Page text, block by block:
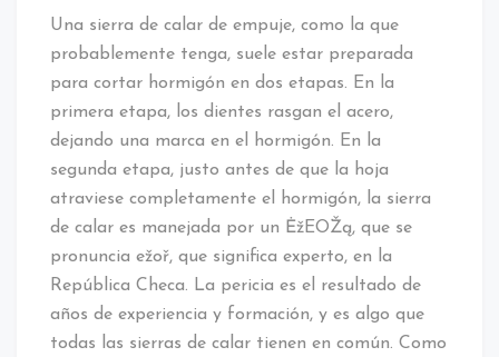
Una sierra de calar de empuje, como la que
probablemente tenga, suele estar preparada
para cortar hormigón en dos etapas. En la
primera etapa, los dientes rasgan el acero,
dejando una marca en el hormigón. En la
segunda etapa, justo antes de que la hoja
atraviese completamente el hormigón, la sierra
de calar es manejada por un ĖžEOŽą, que se
pronuncia ežoř, que significa experto, en la
República Checa. La pericia es el resultado de
años de experiencia y formación, y es algo que
todas las sierras de calar tienen en común. Como